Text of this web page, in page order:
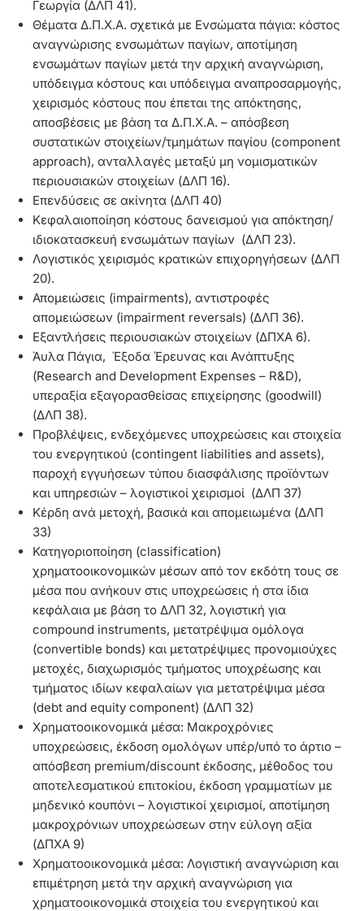
Γεωργία (ΔΛΠ 41).
Θέματα Δ.Π.Χ.Α. σχετικά με Ενσώματα πάγια: κόστος
αναγνώρισης ενσωμάτων παγίων, αποτίμηση
ενσωμάτων παγίων μετά την αρχική αναγνώριση,
υπόδειγμα κόστους και υπόδειγμα αναπροσαρμογής,
χειρισμός κόστους που έπεται της απόκτησης,
αποσβέσεις με βάση τα Δ.Π.Χ.Α. – απόσβεση
συστατικών στοιχείων/τμημάτων παγίου (component
approach), ανταλλαγές μεταξύ μη νομισματικών
περιουσιακών στοιχείων (ΔΛΠ 16).
Επενδύσεις σε ακίνητα (ΔΛΠ 40)
Κεφαλαιοποίηση κόστους δανεισμού για απόκτηση/
ιδιοκατασκευή ενσωμάτων παγίων (ΔΛΠ 23).
Λογιστικός χειρισμός κρατικών επιχορηγήσεων (ΔΛΠ
20).
Απομειώσεις (impairments), αντιστροφές
απομειώσεων (impairment reversals) (ΔΛΠ 36).
Εξαντλήσεις περιουσιακών στοιχείων (ΔΠΧΑ 6).
Άυλα Πάγια, Έξοδα Έρευνας και Ανάπτυξης
(Research and Development Expenses – R&D),
υπεραξία εξαγορασθείσας επιχείρησης (goodwill)
(ΔΛΠ 38).
Προβλέψεις, ενδεχόμενες υποχρεώσεις και στοιχεία
του ενεργητικού (contingent liabilities and assets),
παροχή εγγυήσεων τύπου διασφάλισης προϊόντων
και υπηρεσιών – λογιστικοί χειρισμοί (ΔΛΠ 37)
Κέρδη ανά μετοχή, βασικά και απομειωμένα (ΔΛΠ
33)
Κατηγοριοποίηση (classification)
χρηματοοικονομικών μέσων από τον εκδότη τους σε
μέσα που ανήκουν στις υποχρεώσεις ή στα ίδια
κεφάλαια με βάση το ΔΛΠ 32, λογιστική για
compound instruments, μετατρέψιμα ομόλογα
(convertible bonds) και μετατρέψιμες προνομιούχες
μετοχές, διαχωρισμός τμήματος υποχρέωσης και
τμήματος ιδίων κεφαλαίων για μετατρέψιμα μέσα
(debt and equity component) (ΔΛΠ 32)
Χρηματοοικονομικά μέσα: Μακροχρόνιες
υποχρεώσεις, έκδοση ομολόγων υπέρ/υπό το άρτιο –
απόσβεση premium/discount έκδοσης, μέθοδος του
αποτελεσματικού επιτοκίου, έκδοση γραμματίων με
μηδενικό κουπόνι – λογιστικοί χειρισμοί, αποτίμηση
μακροχρόνιων υποχρεώσεων στην εύλογη αξία
(ΔΠΧΑ 9)
Χρηματοοικονομικά μέσα: Λογιστική αναγνώριση και
επιμέτρηση μετά την αρχική αναγνώριση για
χρηματοοικονομικά στοιχεία του ενεργητικού και